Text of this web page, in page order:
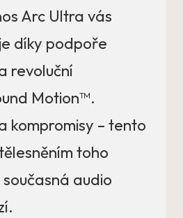
Arc Ultra vás
díky podpoře
revoluční
Motion™.
kompromisy – tento
toho
audio